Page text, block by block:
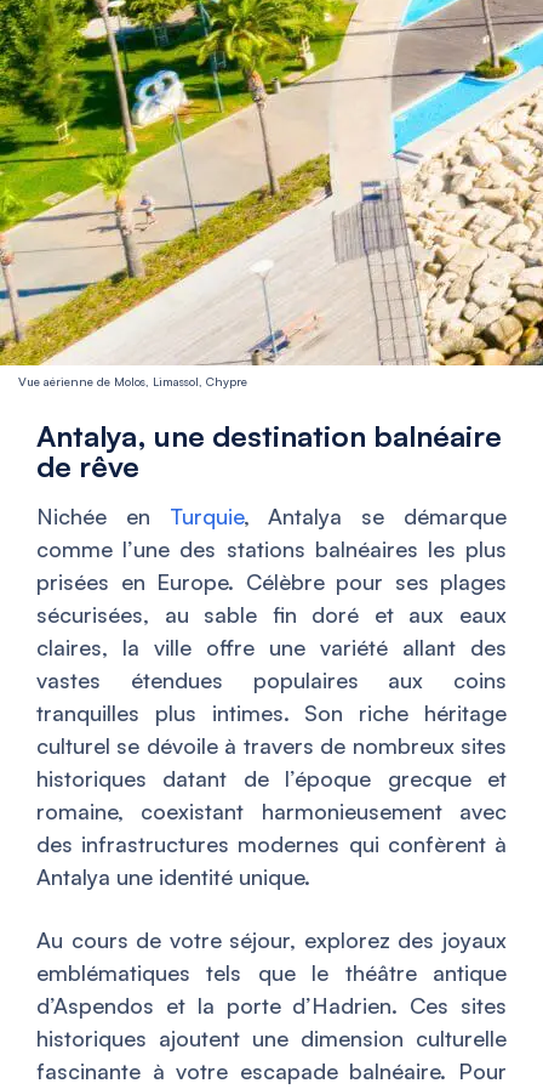
Vue aérienne de Molos, Limassol, Chypre
Antalya, une destination balnéaire
de rêve
Nichée en Turquie, Antalya se démarque
comme l’une des stations balnéaires les plus
prisées en Europe. Célèbre pour ses plages
sécurisées, au sable fin doré et aux eaux
claires, la ville offre une variété allant des
vastes étendues populaires aux coins
tranquilles plus intimes. Son riche héritage
culturel se dévoile à travers de nombreux sites
historiques datant de l’époque grecque et
romaine, coexistant harmonieusement avec
des infrastructures modernes qui confèrent à
Antalya une identité unique.
Au cours de votre séjour, explorez des joyaux
emblématiques tels que le théâtre antique
d’Aspendos et la porte d’Hadrien. Ces sites
historiques ajoutent une dimension culturelle
fascinante à votre escapade balnéaire. Pour